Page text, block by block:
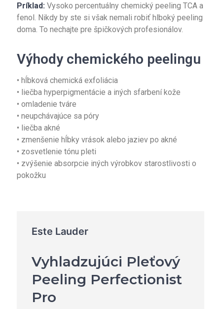
Príklad: Vysoko percentuálny chemický peeling TCA a
fenol. Nikdy by ste si však nemali robiť hlboký peeling
doma. To nechajte pre špičkových profesionálov.
Výhody chemického peelingu
• hĺbková chemická exfoliácia
• liečba hyperpigmentácie a iných sfarbení kože
• omladenie tváre
• neupchávajúce sa póry
• liečba akné
• zmenšenie hĺbky vrások alebo jaziev po akné
• zosvetlenie tónu pleti
• zvýšenie absorpcie iných výrobkov starostlivosti o
pokožku
Este Lauder
Vyhladzujúci Pleťový
Peeling Perfectionist
Pro